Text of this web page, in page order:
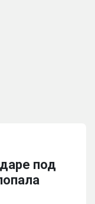
под